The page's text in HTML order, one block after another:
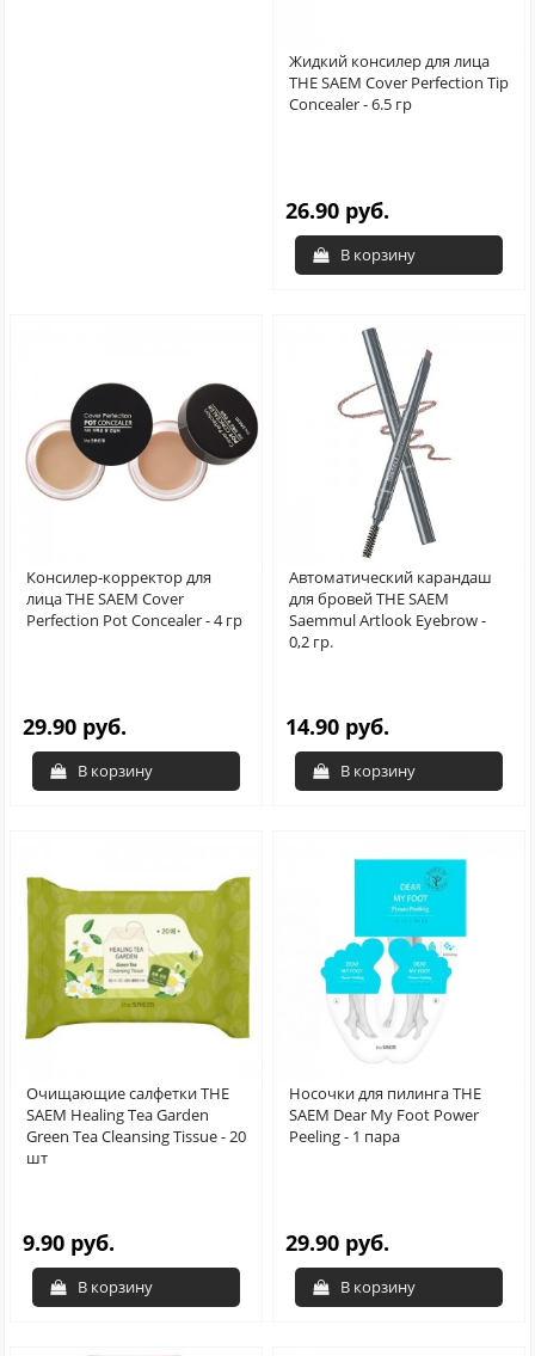
Жидкий консилер для лица
THE SAEM Cover Perfection Tip
Concealer - 6.5 гр
26.90 руб.
В корзину
Консилер-корректор для
лица THE SAEM Cover
Perfection Pot Concealer - 4 гр
29.90 руб.
В корзину
Автоматический карандаш
для бровей THE SAEM
Saemmul Artlook Eyebrow -
0,2 гр.
14.90 руб.
В корзину
Очищающие салфетки THE
SAEM Healing Tea Garden
Green Tea Cleansing Tissue - 20
шт
9.90 руб.
В корзину
Носочки для пилинга THE
SAEM Dear My Foot Power
Peeling - 1 пара
29.90 руб.
В корзину